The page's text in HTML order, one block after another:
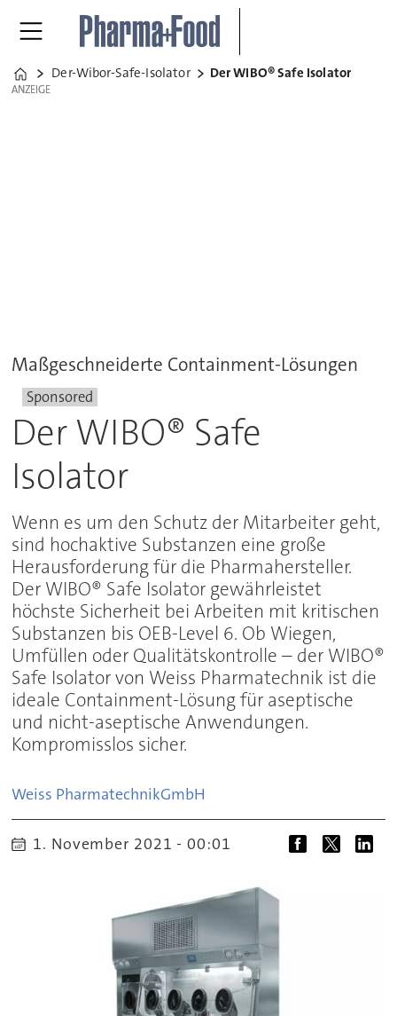
Home
Der-Wibor-Safe-Isolator Der WIBO® Safe Isolator
ANZEIGE
ANZEIGE
Maßgeschneiderte Containment-Lösungen
Sponsored
Der WIBO® Safe
Isolator
Wenn es um den Schutz der Mitarbeiter geht,
sind hochaktive Substanzen eine große
Herausforderung für die Pharmahersteller.
Der WIBO® Safe Isolator gewährleistet
höchste Sicherheit bei Arbeiten mit kritischen
Substanzen bis OEB-Level 6. Ob Wiegen,
Umfüllen oder Qualitätskontrolle – der WIBO®
Safe Isolator von Weiss Pharmatechnik ist die
ideale Containment-Lösung für aseptische
und nicht-aseptische Anwendungen.
Kompromisslos sicher.
Weiss PharmatechnikGmbH
1. November 2021 - 00:01